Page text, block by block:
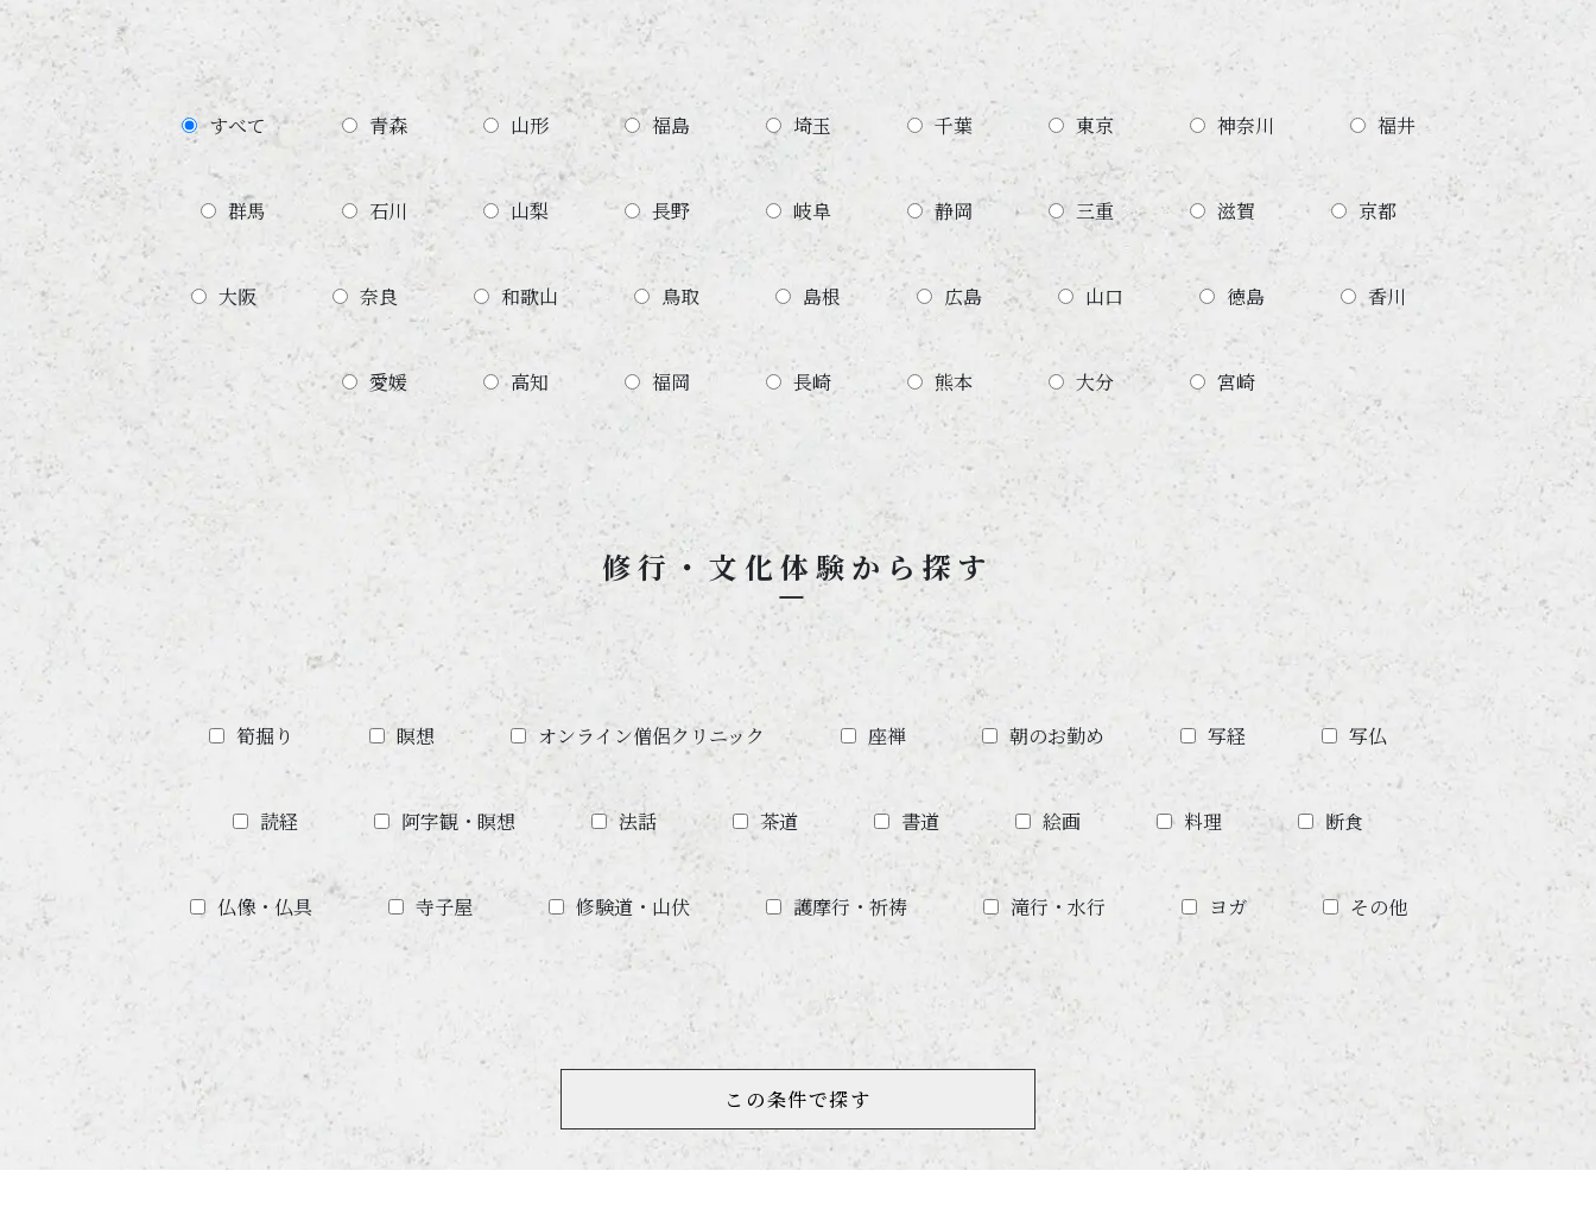
すべて 青森 山形 福島 埼玉 千葉 東京 神奈川 福井
群馬 石川 山梨 長野 岐阜 静岡 三重 滋賀 京都
大阪 奈良 和歌山 鳥取 島根 広島 山口 徳島 香川
愛媛 高知 福岡 長崎 熊本 大分 宮崎
修行・文化体験から探す
筍掘り 瞑想 オンライン僧侶クリニック 座禅 朝のお勤め 写経 写仏
読経 阿字観・瞑想 法話 茶道 書道 絵画 料理 断食
仏像・仏具 寺子屋 修験道・山伏 護摩行・祈祷 滝行・水行 ヨガ その他